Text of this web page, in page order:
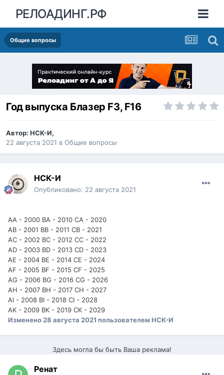
РЕЛОАДИНГ.РФ
Общие вопросы
Год выпуска Блазер F3, F16
Автор: НСК-И,
22 августа 2021 в Общие вопросы
НСК-И
Опубликовано: 22 августа 2021
AA - 2000 BA - 2010 CA - 2020
AB - 2001 BB - 2011 CB - 2021
AC - 2002 BC - 2012 CC - 2022
AD - 2003 BD - 2013 CD - 2023
AE - 2004 BE - 2014 CE - 2024
AF - 2005 BF - 2015 CF - 2025
AG - 2006 BG - 2016 CG - 2026
AH - 2007 BH - 2017 CH - 2027
AI - 2008 BI - 2018 CI - 2028
AK - 2009 BK - 2019 CK - 2029
Изменено28 августа 2021 пользователем НСК-И
Здесь могла бы быть Ваша реклама!
Ренат